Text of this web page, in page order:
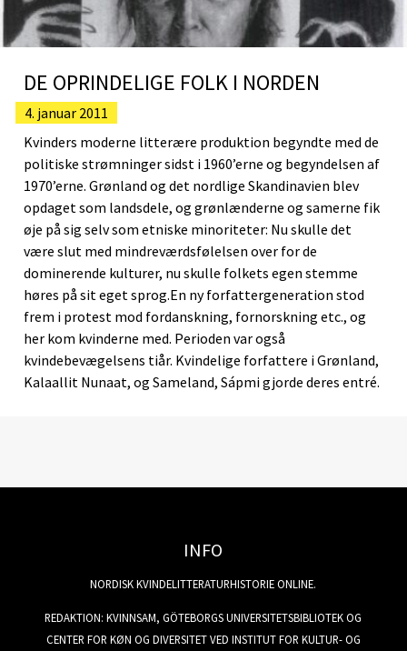
DE OPRINDELIGE FOLK I NORDEN
4. januar 2011
Kvinders moderne litterære produktion begyndte med de
politiske strømninger sidst i 1960’erne og begyndelsen af
1970’erne. Grønland og det nordlige Skandinavien blev
opdaget som landsdele, og grønlænderne og samerne fik
øje på sig selv som etniske minoriteter: Nu skulle det
være slut med mindreværdsfølelsen over for de
dominerende kulturer, nu skulle folkets egen stemme
høres på sit eget sprog.En ny forfattergeneration stod
frem i protest mod fordanskning, fornorskning etc., og
her kom kvinderne med. Perioden var også
kvindebevægelsens tiår. Kvindelige forfattere i Grønland,
Kalaallit Nunaat, og Sameland, Sápmi gjorde deres entré.
INFO
NORDISK KVINDELITTERATURHISTORIE ONLINE.
REDAKTION: KVINNSAM, GÖTEBORGS UNIVERSITETSBIBLIOTEK OG
CENTER FOR KØN OG DIVERSITET VED INSTITUT FOR KULTUR- OG